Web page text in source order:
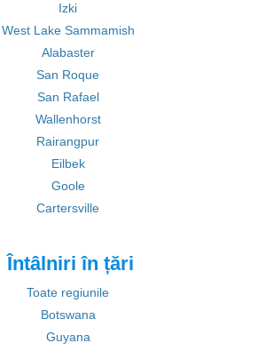
Izki
West Lake Sammamish
Alabaster
San Roque
San Rafael
Wallenhorst
Rairangpur
Eilbek
Goole
Cartersville
Întâlniri în țări
Toate regiunile
Botswana
Guyana